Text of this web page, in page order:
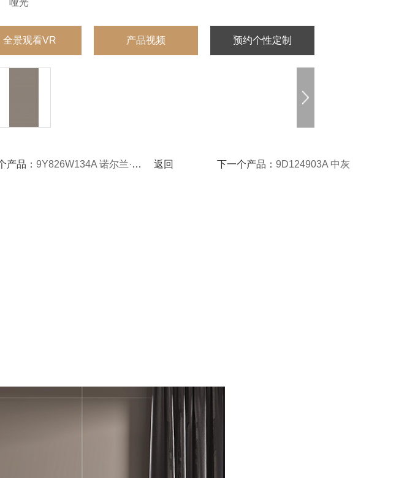
全景观看VR 产品视频 预约个性定制
产品： 9Y826W134A 诺尔兰·米灰 返回 下一个产品： 9D124903A 中灰